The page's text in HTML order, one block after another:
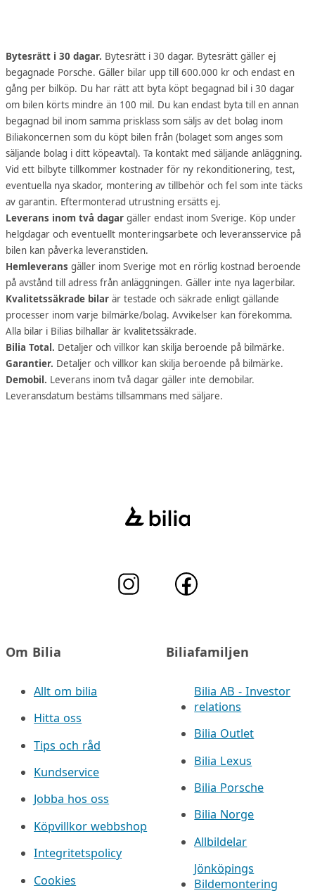
Bytesrätt i 30 dagar. Bytesrätt i 30 dagar. Bytesrätt gäller ej
begagnade Porsche. Gäller bilar upp till 600.000 kr och endast en
gång per bilköp. Du har rätt att byta köpt begagnad bil i 30 dagar
om bilen körts mindre än 100 mil. Du kan endast byta till en annan
begagnad bil inom samma prisklass som säljs av det bolag inom
Biliakoncernen som du köpt bilen från (bolaget som anges som
säljande bolag i ditt köpeavtal). Ta kontakt med säljande anläggning.
Vid ett bilbyte tillkommer kostnader för ny rekonditionering, test,
eventuella nya skador, montering av tillbehör och fel som inte täcks
av garantin. Eftermonterad utrustning ersätts ej.
Leverans inom två dagar gäller endast inom Sverige. Köp under
helgdagar och eventuellt monteringsarbete och leveransservice på
bilen kan påverka leveranstiden.
Hemleverans gäller inom Sverige mot en rörlig kostnad beroende
på avstånd till adress från anläggningen. Gäller inte nya lagerbilar.
Kvalitetssäkrade bilar är testade och säkrade enligt gällande
processer inom varje bilmärke/bolag. Avvikelser kan förekomma.
Alla bilar i Bilias bilhallar är kvalitetssäkrade.
Bilia Total. Detaljer och villkor kan skilja beroende på bilmärke.
Garantier. Detaljer och villkor kan skilja beroende på bilmärke.
Demobil. Leverans inom två dagar gäller inte demobilar.
Leveransdatum bestäms tillsammans med säljare.
Om Bilia
Allt om bilia
Hitta oss
Tips och råd
Kundservice
Jobba hos oss
Köpvillkor webbshop
Integritetspolicy
Cookies
Biliafamiljen
Bilia AB - Investor
relations
Bilia Outlet
Bilia Lexus
Bilia Porsche
Bilia Norge
Allbildelar
Jönköpings
Bildemontering